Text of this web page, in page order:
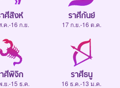
ศีสิงห์
.ค.-16 ก.ย.
ราศีกันย์
17 ก.ย.-16 ต.ค.
ศีพิจิก
.ย.-15 ธ.ค.
ราศีธนู
16 ธ.ค.-13 ม.ค.